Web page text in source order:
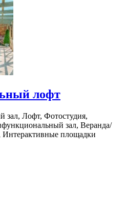
лофт
зал, Лофт, Фотостудия,
зал, Веранда/
Интерактивные площадки